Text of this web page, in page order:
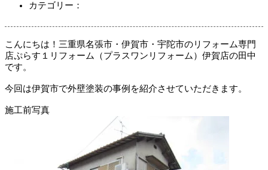
カテゴリー：
こんにちは！三重県名張市・伊賀市・宇陀市のリフォーム専門
店ぷらす１リフォーム（プラスワンリフォーム）伊賀店の田中
です。
今回は伊賀市で外壁塗装の事例を紹介させていただきます。
施工前写真